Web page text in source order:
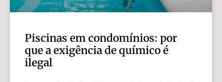
Piscinas em condomínios: por
que a exigência de químico é
ilegal